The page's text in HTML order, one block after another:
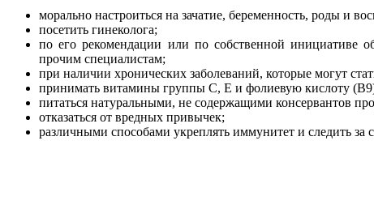
морально настроиться на зачатие, беременность, роды и
посетить гинеколога;
по его рекомендации или по собственной инициативе
прочим специалистам;
при наличии хронических заболеваний, которые могут
принимать витамины группы С, Е и фолиевую кислоту
питаться натуральными, не содержащими консервантов
отказаться от вредных привычек;
различными способами укреплять иммунитет и следить за